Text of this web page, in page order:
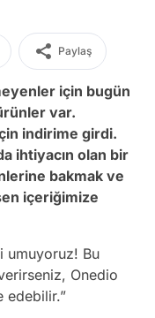
Paylaş
için bugün
var.
indirime girdi.
ihtiyacın olan bir
bakmak ve
içeriğimize
umuyoruz! Bu
Onedio
edebilir.”